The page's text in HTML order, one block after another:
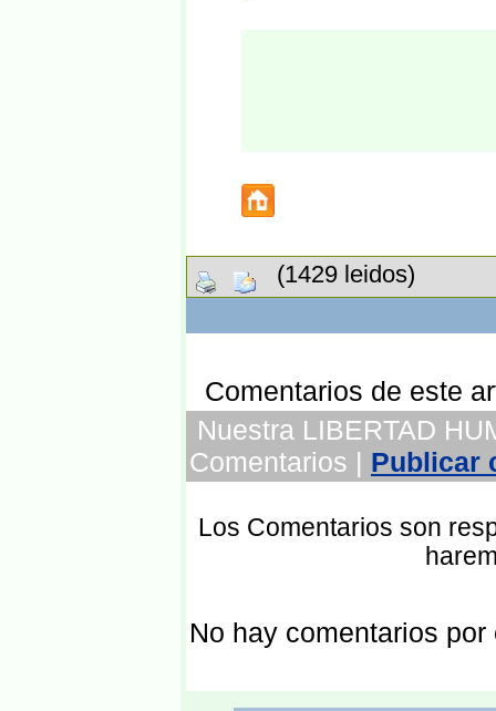
(1429 leidos)
Comentarios de este
Nuestra LIBERTAD
Comentarios | Publicar
Los Comentarios son
No hay comentarios por